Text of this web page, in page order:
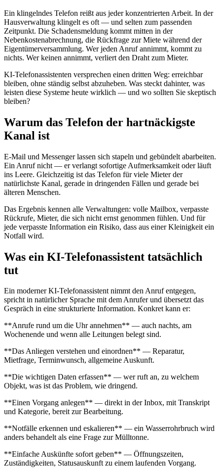
Ein klingelndes Telefon reißt aus jeder konzentrierten Arbeit. In der
Hausverwaltung klingelt es oft — und selten zum passenden
Zeitpunkt. Die Schadensmeldung kommt mitten in der
Nebenkostenabrechnung, die Rückfrage zur Miete während der
Eigentümerversammlung. Wer jeden Anruf annimmt, kommt zu
nichts. Wer keinen annimmt, verliert den Draht zum Mieter.
KI-Telefonassistenten versprechen einen dritten Weg: erreichbar
bleiben, ohne ständig selbst abzuheben. Was steckt dahinter, was
leisten diese Systeme heute wirklich — und wo sollten Sie skeptisch
bleiben?
Warum das Telefon der hartnäckigste
Kanal ist
E-Mail und Messenger lassen sich stapeln und gebündelt abarbeiten.
Ein Anruf nicht — er verlangt sofortige Aufmerksamkeit oder läuft
ins Leere. Gleichzeitig ist das Telefon für viele Mieter der
natürlichste Kanal, gerade in dringenden Fällen und gerade bei
älteren Menschen.
Das Ergebnis kennen alle Verwaltungen: volle Mailbox, verpasste
Rückrufe, Mieter, die sich nicht ernst genommen fühlen. Und für
jede verpasste Information ein Risiko, dass aus einer Kleinigkeit ein
Notfall wird.
Was ein KI-Telefonassistent tatsächlich
tut
Ein moderner KI-Telefonassistent nimmt den Anruf entgegen,
spricht in natürlicher Sprache mit dem Anrufer und übersetzt das
Gespräch in eine strukturierte Information. Konkret kann er:
**Anrufe rund um die Uhr annehmen** — auch nachts, am
Wochenende und wenn alle Leitungen belegt sind.
**Das Anliegen verstehen und einordnen** — Reparatur,
Mietfrage, Terminwunsch, allgemeine Auskunft.
**Die wichtigen Daten erfassen** — wer ruft an, zu welchem
Objekt, was ist das Problem, wie dringend.
**Einen Vorgang anlegen** — direkt in der Inbox, mit Transkript
und Kategorie, bereit zur Bearbeitung.
**Notfälle erkennen und eskalieren** — ein Wasserrohrbruch wird
anders behandelt als eine Frage zur Mülltonne.
**Einfache Auskünfte sofort geben** — Öffnungszeiten,
Zuständigkeiten, Statusauskunft zu einem laufenden Vorgang.